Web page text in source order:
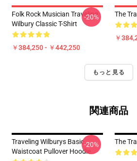
Folk Rock Musician Traveling
Wilbury Classic T-Shirt
￥384,250 - ￥442,250
-20% The
￥
もっと見る
関連商品
Traveling Wilburys Basic
Waistcoat Pullover Hoodie
-20% The